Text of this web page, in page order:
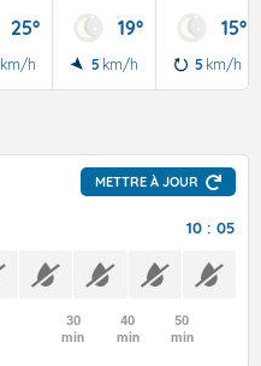
25°
km/h
19°
5 km/h
15°
5 km/h
METTRE À JOUR
10 : 05
30
min
40
min
50
min